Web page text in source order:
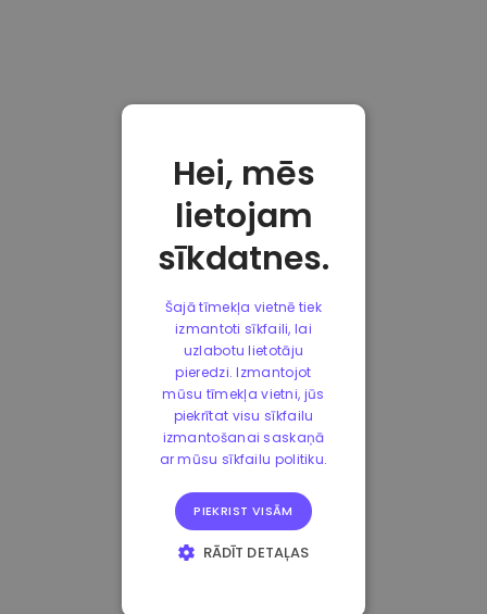
Hei, mēs
lietojam
sīkdatnes.
Šajā tīmekļa vietnē tiek
izmantoti sīkfaili, lai
uzlabotu lietotāju
pieredzi. Izmantojot
mūsu tīmekļa vietni, jūs
piekrītat visu sīkfailu
izmantošanai saskaņā
ar mūsu sīkfailu politiku.
PIEKRIST VISĀM
RĀDĪT DETAĻAS